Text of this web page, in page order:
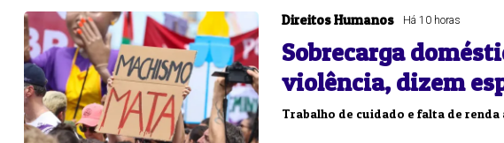
Direitos Humanos Há 10 horas
Sobrecarga
violência, dizem
Trabalho de cuidado e falta de